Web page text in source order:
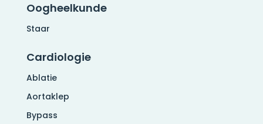
Oogheelkunde
Staar
Cardiologie
Ablatie
Aortaklep
Bypass